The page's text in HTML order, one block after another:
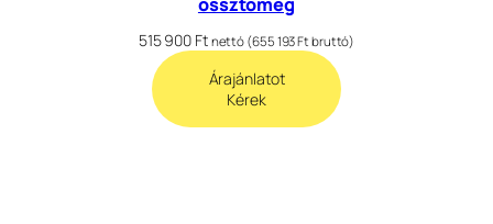
515 900 Ft nettó (655 193Ft bruttó)
Árajánlatot
Kérek